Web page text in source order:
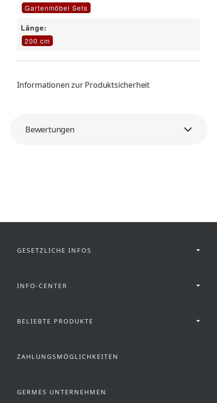
Gartenmöbel Sets
Länge:
200 cm
Informationen zur Produktsicherheit
Bewertungen
GESETZLICHE INFOS
INFO-CENTER
BELIEBTE PRODUKTE
ZAHLUNGSMÖGLICHKEITEN
GERMES UNTERNEHMEN